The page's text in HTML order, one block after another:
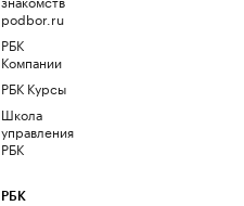
podbor.ru
РБК
Компании
РБК Курсы
Школа
управления
РБК
РБК